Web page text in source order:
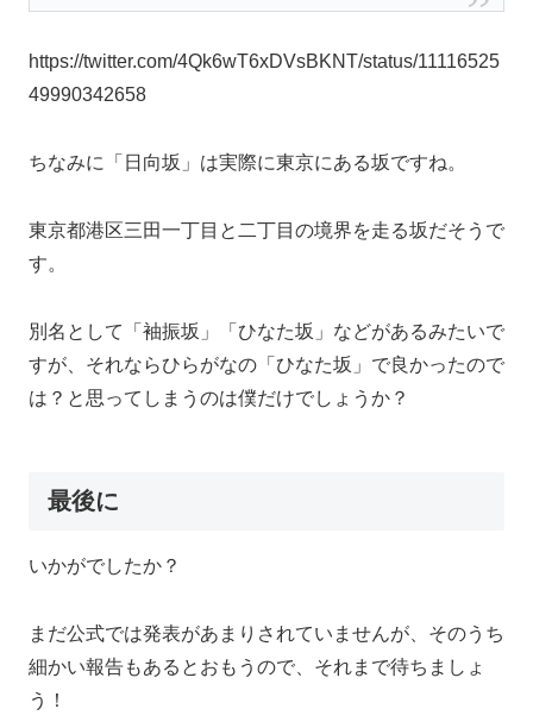
https://twitter.com/4Qk6wT6xDVsBKNT/status/11116525
49990342658
ちなみに「日向坂」は実際に東京にある坂ですね。
東京都港区三田一丁目と二丁目の境界を走る坂だそうで
す。
別名として「袖振坂」「ひなた坂」などがあるみたいで
すが、それならひらがなの「ひなた坂」で良かったので
は？と思ってしまうのは僕だけでしょうか？
最後に
いかがでしたか？
まだ公式では発表があまりされていませんが、そのうち
細かい報告もあるとおもうので、それまで待ちましょ
う！